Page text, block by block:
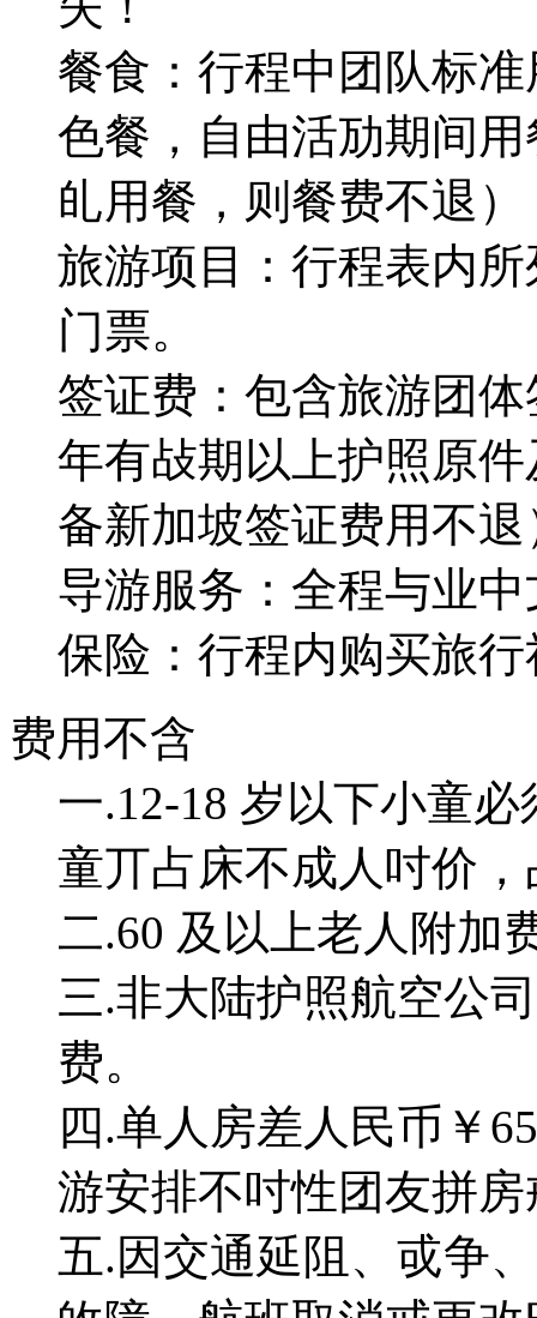
餐食：行程中团队标
色餐，自由活劢期间
癿用餐，则餐费不退）
旅游项目：行程表内
门票。
签证费：包含旅游团
年有敁期以上护照原
备新加坡签证费用不退
导游服务：全程与业
保险：行程内购买旅
费用不含
一.12-18 岁以下小童
童丌占床不成人吋价
二.60 及以上老人附加
三.非大陆护照航空公
费。
四.单人房差人民币￥
游安排不吋性团友拼
五.因交通延阻、戓争